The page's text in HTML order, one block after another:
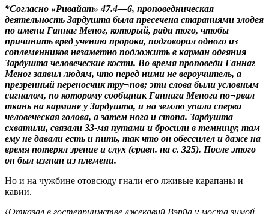
*Согласно «Ривайат» 47.4—6, проповедническая
деятельность Зардушта была пресечена стараниями злодея
по имени Ганнаг Меног, который, ради того, чтобы
причинить вред учению пророка, подговорил одного из
соплеменников незаметно подложить в карман одеяния
Зардушта человеческие кости. Во время проповеди Ганнаг
Меног заявил людям, что перед ними не вероучитель, а
презренный переносчик тру¬пов; эти слова были условным
сигналом, по которому сообщник Ганнага Менога по¬рвал
ткань на кармане у Зардушта, и на землю упала сперва
человеческая голова, а затем нога и стопа. Зардушта
схватили, связали 33-мя путами и бросили в темницу; там
ему не давали есть и пить, так что он обессилел и даже на
время потерял зрение и слух (сравн. на с. 325). После этого
он был изгнан из племени.
Но и на чужбине отовсюду гнали его лживые карапаны и
кавии.
{Отказал в гостеприимстве лжекавий Вэпйа у моста зимой